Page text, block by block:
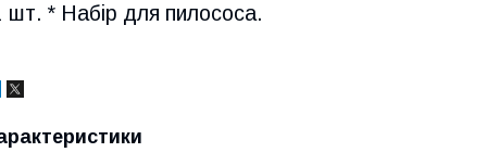
шт. * Набір для пилососа.